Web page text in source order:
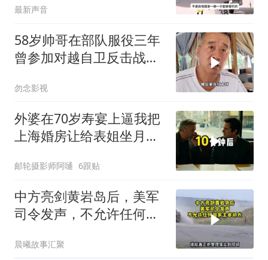
最新声音
58岁帅哥在部队服役三年
曾参加对越自卫反击战讲
勿念影视
外婆在70岁寿宴上逼我把
上海婚房让给表姐坐月
邮轮摄影师阿嗵 6跟贴
中方亮剑黄岩岛后，美军
司令发声，不允许任何国
晨曦故事汇聚